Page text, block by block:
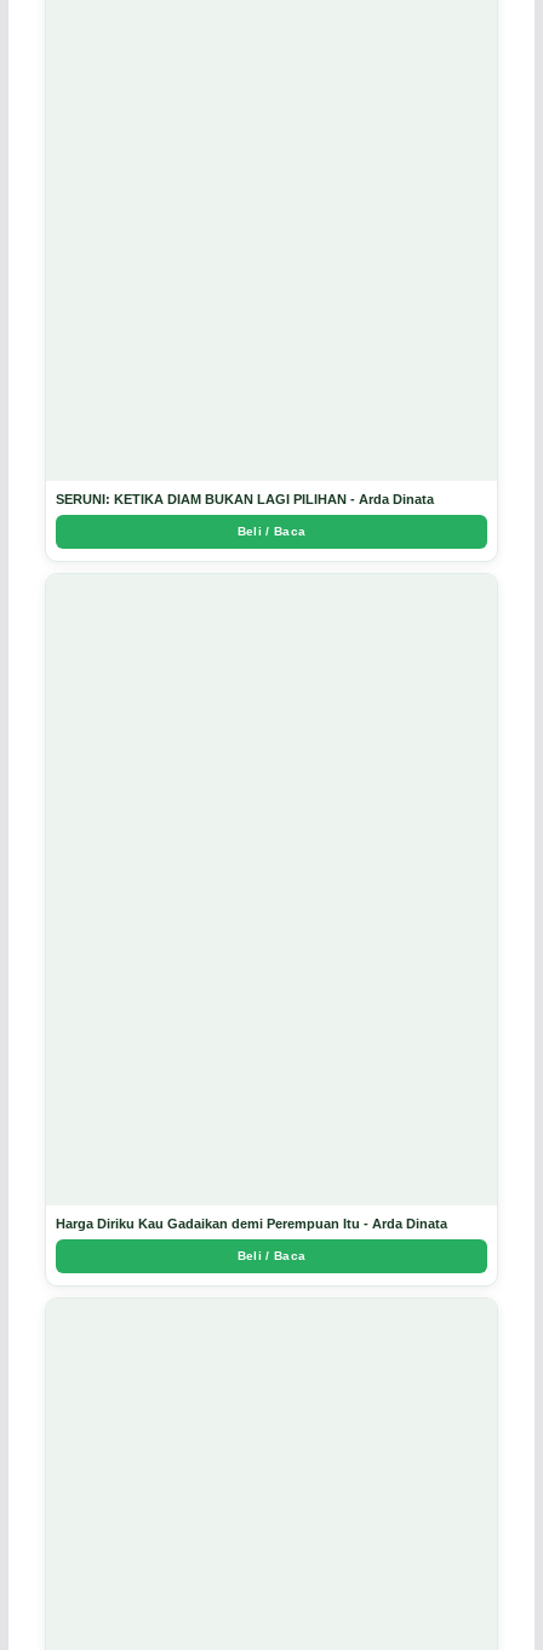
SERUNI: KETIKA DIAM BUKAN LAGI PILIHAN - Arda Dinata
Beli / Baca
Harga Diriku Kau Gadaikan demi Perempuan Itu - Arda Dinata
Beli / Baca